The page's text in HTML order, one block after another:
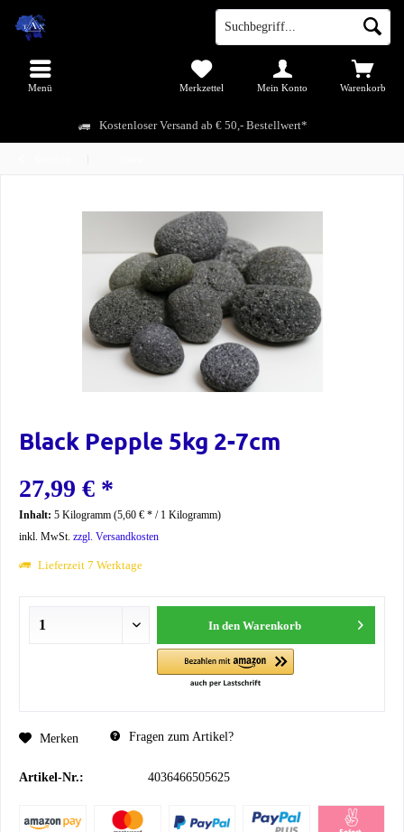
Kostenloser Versand ab € 50,- Bestellwert*
Menü Warenkorb
Merkzettel Mein Konto
Black Pepple 5kg 2-7cm
27,99 € *
Inhalt: 5 Kilogramm (5,60 € * / 1 Kilogramm)
inkl. MwSt. zzgl. Versandkosten
Lieferzeit 7 Werktage
In den Warenkorb
Merken Fragen zum Artikel?
Artikel-Nr.: 4036466505625